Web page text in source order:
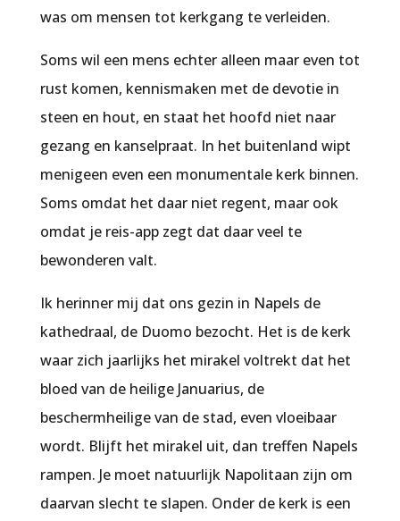
was om mensen tot kerkgang te verleiden.
Soms wil een mens echter alleen maar even tot
rust komen, kennismaken met de devotie in
steen en hout, en staat het hoofd niet naar
gezang en kanselpraat. In het buitenland wipt
menigeen even een monumentale kerk binnen.
Soms omdat het daar niet regent, maar ook
omdat je reis-app zegt dat daar veel te
bewonderen valt.
Ik herinner mij dat ons gezin in Napels de
kathedraal, de Duomo bezocht. Het is de kerk
waar zich jaarlijks het mirakel voltrekt dat het
bloed van de heilige Januarius, de
beschermheilige van de stad, even vloeibaar
wordt. Blijft het mirakel uit, dan treffen Napels
rampen. Je moet natuurlijk Napolitaan zijn om
daarvan slecht te slapen. Onder de kerk is een